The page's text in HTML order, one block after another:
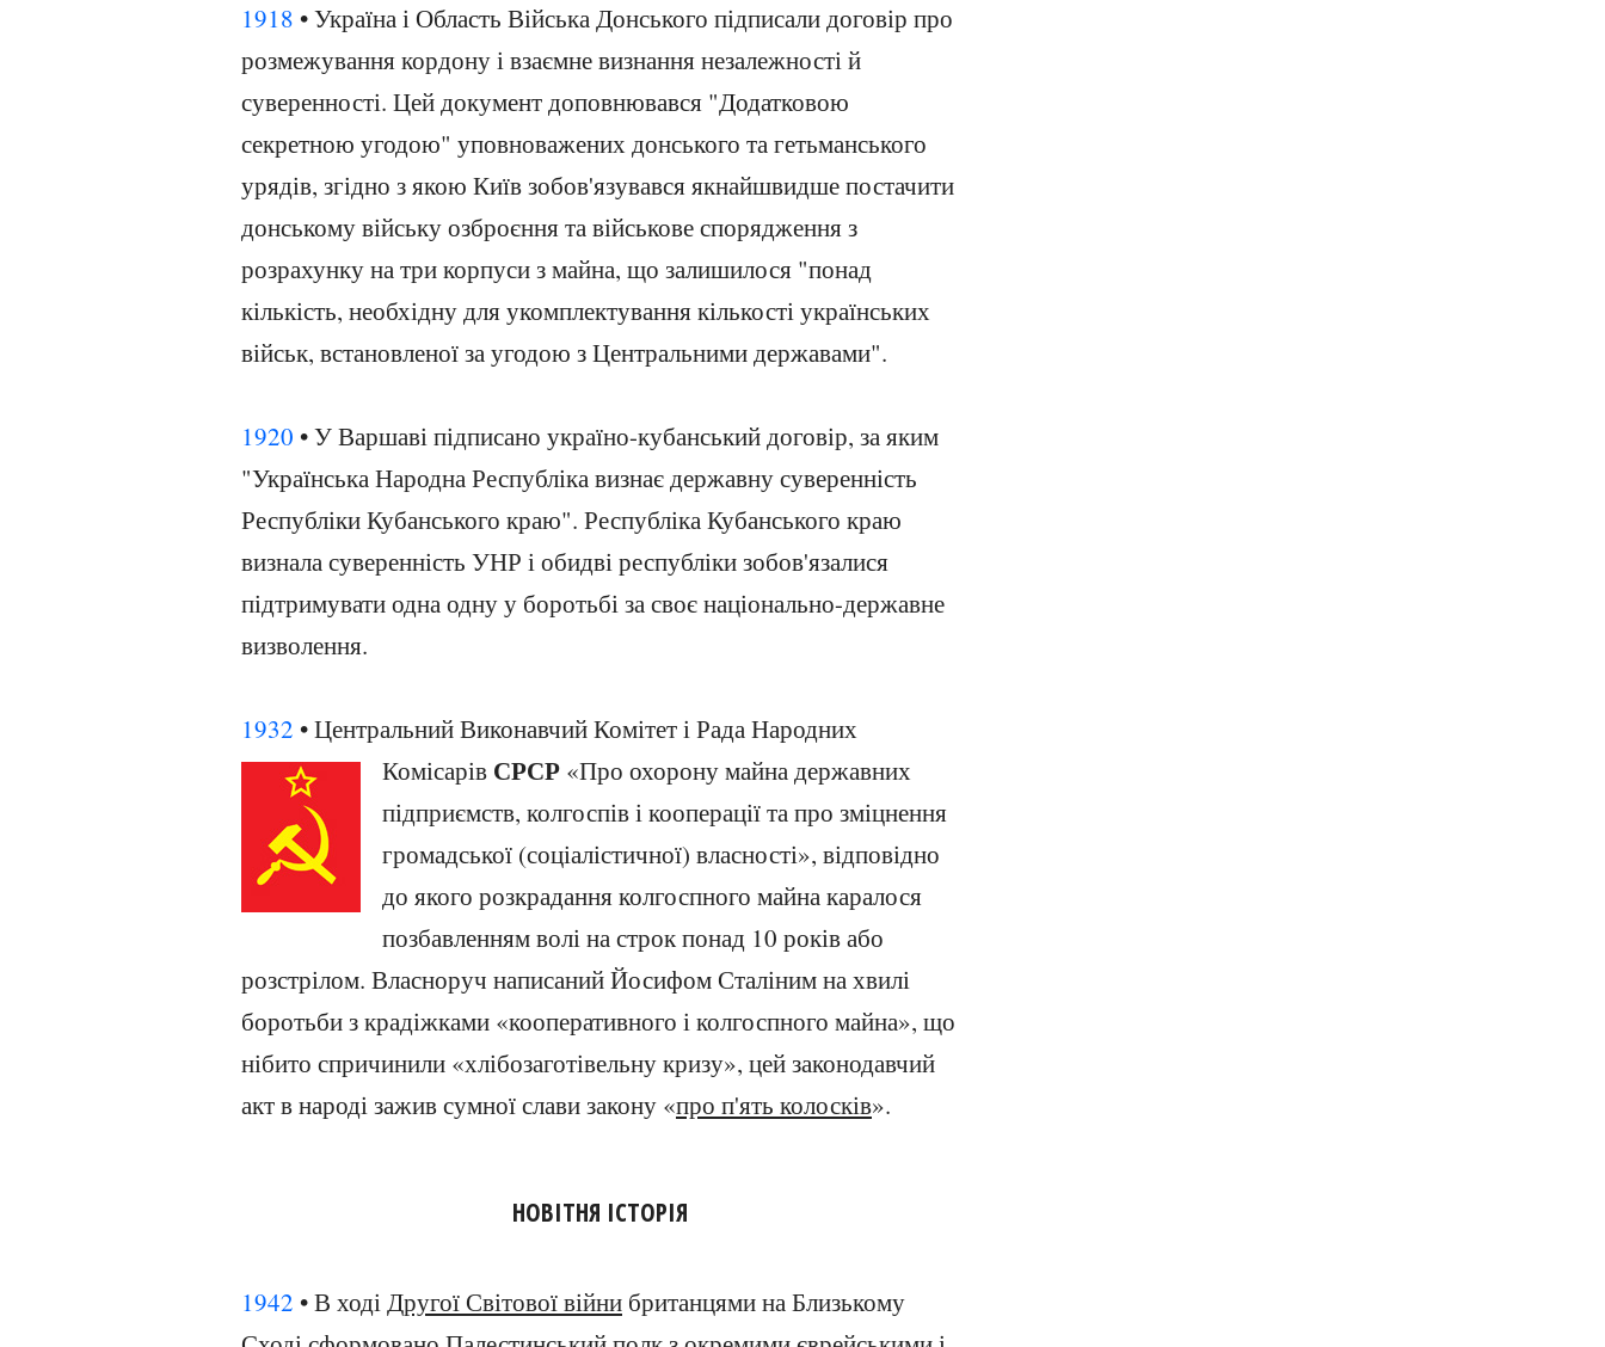
1918 • Україна і Область Війська Донського підписали договір про
розмежування кордону і взаємне визнання незалежності й
суверенності. Цей документ доповнювався "Додатковою
секретною угодою" уповноважених донського та гетьманського
урядів, згідно з якою Київ зобов'язувався якнайшвидше постачити
донському війську озброєння та військове спорядження з
розрахунку на три корпуси з майна, що залишилося "понад
кількість, необхідну для укомплектування кількості українських
військ, встановленої за угодою з Центральними державами".
1920 • У Варшаві підписано україно-кубанський договір, за яким
"Українська Народна Республіка визнає державну суверенність
Республіки Кубанського краю". Республіка Кубанського краю
визнала суверенність УНР і обидві республіки зобов'язалися
підтримувати одна одну у боротьбі за своє національно-державне
визволення.
1932 • Центральний Виконавчий Комітет і Рада Народних
Комісарів СРСР «Про охорону майна державних
підприємств, колгоспів і кооперації та про зміцнення
громадської (соціалістичної) власності», відповідно
до якого розкрадання колгоспного майна каралося
позбавленням волі на строк понад 10 років або
розстрілом. Власноруч написаний Йосифом Сталіним на хвилі
боротьби з крадіжками «кооперативного і колгоспного майна», що
нібито спричинили «хлібозаготівельну кризу», цей законодавчий
акт в народі зажив сумної слави закону «про п'ять колосків».
НОВІТНЯ ІСТОРІЯ
1942 • В ходіДругої Світової війни британцями на Близькому